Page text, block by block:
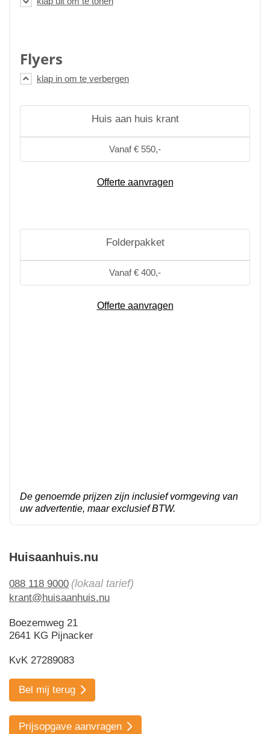
Huisaanhuis.nu
088 118 9000 (lokaal tarief)
krant@huisaanhuis.nu
Boezemweg 21
2641 KG Pijnacker
KvK 27289083
Bel mij terug
Prijsopgave aanvragen
Flyers
Huis aan huis krant
Vanaf € 550,-
Offerte aanvragen
Folderpakket
Vanaf € 400,-
Offerte aanvragen
De genoemde prijzen zijn inclusief vormgeving van
uw advertentie, maar exclusief BTW.